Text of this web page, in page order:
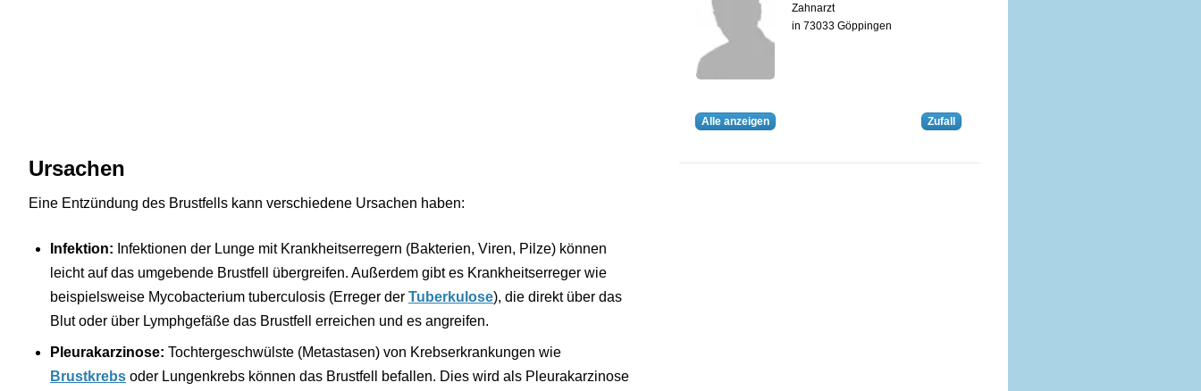
Ursachen
Eine Entzündung des Brustfells kann verschiedene Ursachen haben:
Infektion: Infektionen der Lunge mit Krankheitserregern (Bakterien, Viren, Pilze) können
leicht auf das umgebende Brustfell übergreifen. Außerdem gibt es Krankheitserreger wie
beispielsweise Mycobacterium tuberculosis (Erreger der Tuberkulose), die direkt über das
Blut oder über Lymphgefäße das Brustfell erreichen und es angreifen.
Pleurakarzinose: Tochtergeschwülste (Metastasen) von Krebserkrankungen wie
Brustkrebs oder Lungenkrebs können das Brustfell befallen. Dies wird als Pleurakarzinose
Zahnarzt
in 73033 Göppingen
Alle anzeigen Zufall